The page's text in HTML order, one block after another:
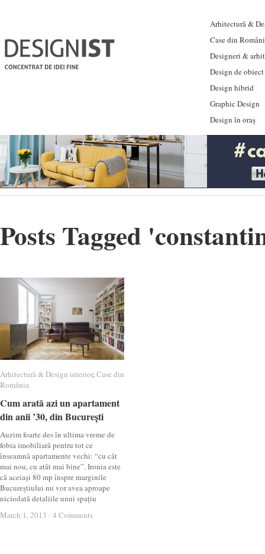
Arhitectură &
Case din
Designeri &
Design de obiect
Design hibrid
Graphic Design
Design în oraș
Posts Tagged '
Arhitectură & Design interior,Case din
România
Cum arată azi un apartament
din anii ’30, din București
Auzim foarte des în ultima vreme de
fobia imobiliară pentru tot ce
înseamnă apartamente vechi: “cu cât
mai nou, cu atât mai bine”. Ironia este
că aceiași 80 mp înspre marginile
Bucureștiului nu vor avea aproape
niciodată detaliile unui spațiu
March 1, 2013 / 4 Comments
Arhitectură & Design interior Case din
România
Cum arată azi un apartament
din anii ’30, din București
March 1, 2013 / 4 Comments